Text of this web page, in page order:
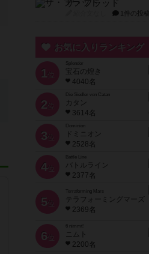
ザ・フラッド
1件の投稿
お気に入りランキング
1 位
宝石の煌き
4040名
2 位
Die Siedler von Catan
カタン
3614名
3 位
ドミニオン
2528名
4位
Battle Line
バトルライン
2377名
5 位
Terraforming Mars
テラフォーミングマーズ
2369名
6 位
ニムト
2200名